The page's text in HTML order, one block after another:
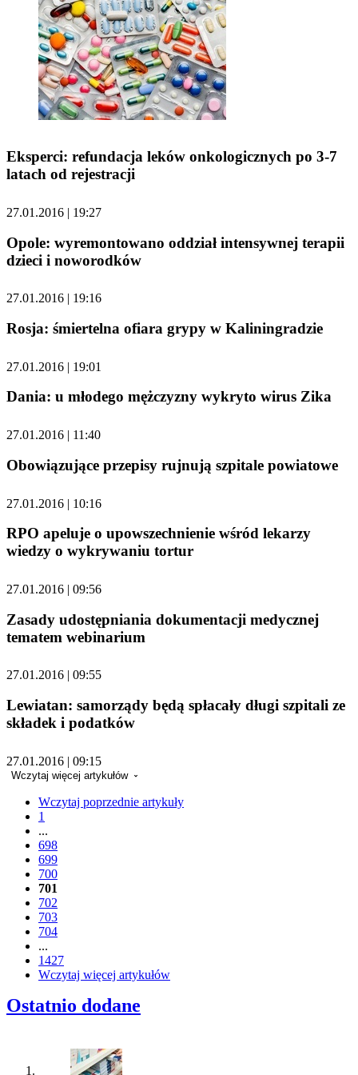
Eksperci: refundacja leków onkologicznych po 3-7
latach od rejestracji
27.01.2016 | 19:27
Opole: wyremontowano oddział intensywnej terapii
dzieci i noworodków
27.01.2016 | 19:16
Rosja: śmiertelna ofiara grypy w Kaliningradzie
27.01.2016 | 19:01
Dania: u młodego mężczyzny wykryto wirus Zika
27.01.2016 | 11:40
Obowiązujące przepisy rujnują szpitale powiatowe
27.01.2016 | 10:16
RPO apeluje o upowszechnienie wśród lekarzy
wiedzy o wykrywaniu tortur
27.01.2016 | 09:56
Zasady udostępniania dokumentacji medycznej
tematem webinarium
27.01.2016 | 09:55
Lewiatan: samorządy będą spłacały długi szpitali ze
składek i podatków
27.01.2016 | 09:15
Wczytaj więcej artykułów
Wczytaj poprzednie artykuły
1
...
698
699
700
701
702
703
704
...
1427
Wczytaj więcej artykułów
Ostatnio dodane